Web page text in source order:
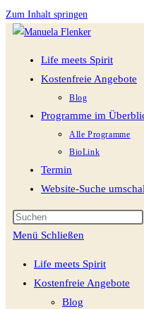
Zum Inhalt springen
Life meets Spirit
Kostenfreie Angebote
Blog
Programme im
Alle Programme
BioLink
Termin
Website-Suche
Menü Schließen
Life meets Spirit
Kostenfreie Angebote
Blog